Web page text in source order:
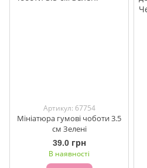
Артикул: 67754
Мініатюра гумові чоботи 3.5
см Зелені
39.0 грн
В наявності